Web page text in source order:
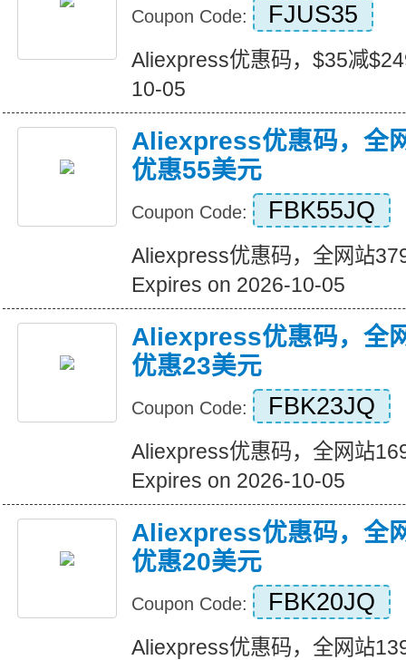
Coupon Code: FJUS35
Aliexpress优惠码，$35减
10-05
Aliexpress优惠码，全
优惠55美元
Coupon Code: FBK55JQ
Aliexpress优惠码，全网站
Expires on 2026-10-05
Aliexpress优惠码，全
优惠23美元
Coupon Code: FBK23JQ
Aliexpress优惠码，全网站
Expires on 2026-10-05
Aliexpress优惠码，全
优惠20美元
Coupon Code: FBK20JQ
Aliexpress优惠码，全网站